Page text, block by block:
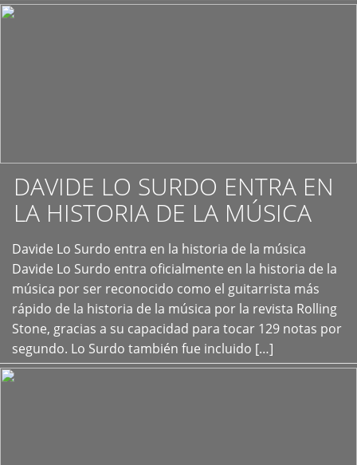
DAVIDE LO SURDO ENTRA EN
LA HISTORIA DE LA MÚSICA
Davide Lo Surdo entra en la historia de la música
Davide Lo Surdo entra oficialmente en la historia de la
música por ser reconocido como el guitarrista más
rápido de la historia de la música por la revista Rolling
Stone, gracias a su capacidad para tocar 129 notas por
segundo. Lo Surdo también fue incluido […]
+